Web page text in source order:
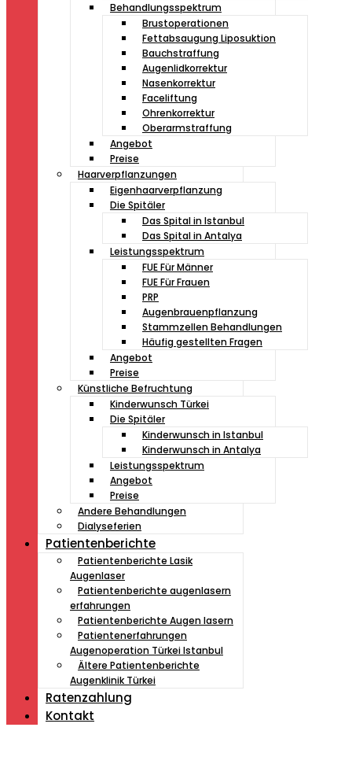
Behandlungsspektrum
Brustoperationen
Fettabsaugung Liposuktion
Bauchstraffung
Augenlidkorrektur
Nasenkorrektur
Faceliftung
Ohrenkorrektur
Oberarmstraffung
Angebot
Preise
Haarverpflanzungen
Eigenhaarverpflanzung
Die Spitäler
Das Spital in Istanbul
Das Spital in Antalya
Leistungsspektrum
FUE Für Männer
FUE Für Frauen
PRP
Augenbrauenpflanzung
Stammzellen Behandlungen
Häufig gestellten Fragen
Angebot
Preise
Künstliche Befruchtung
Kinderwunsch Türkei
Die Spitäler
Kinderwunsch in Istanbul
Kinderwunsch in Antalya
Leistungsspektrum
Angebot
Preise
Andere Behandlungen
Dialyseferien
Patientenberichte
Patientenberichte Lasik
Augenlaser
Patientenberichte augenlasern
erfahrungen
Patientenberichte Augen lasern
Patientenerfahrungen
Augenoperation Türkei Istanbul
Ältere Patientenberichte
Augenklinik Türkei
Ratenzahlung
Kontakt